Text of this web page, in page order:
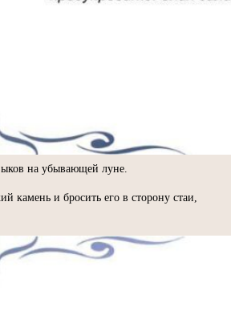
на убывающей луне.
камень и бросить его в сторону стаи,